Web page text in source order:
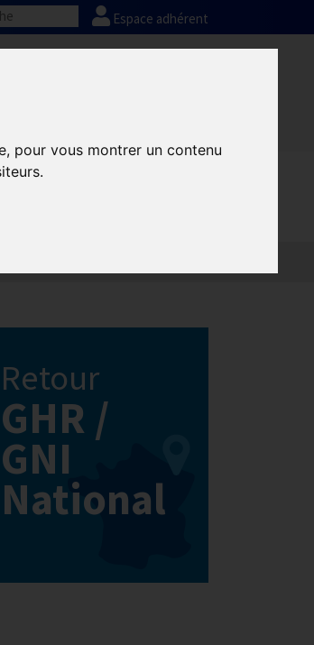
pour vous montrer un contenu
Espace adhérent
Retour
GHR /
GNI
National